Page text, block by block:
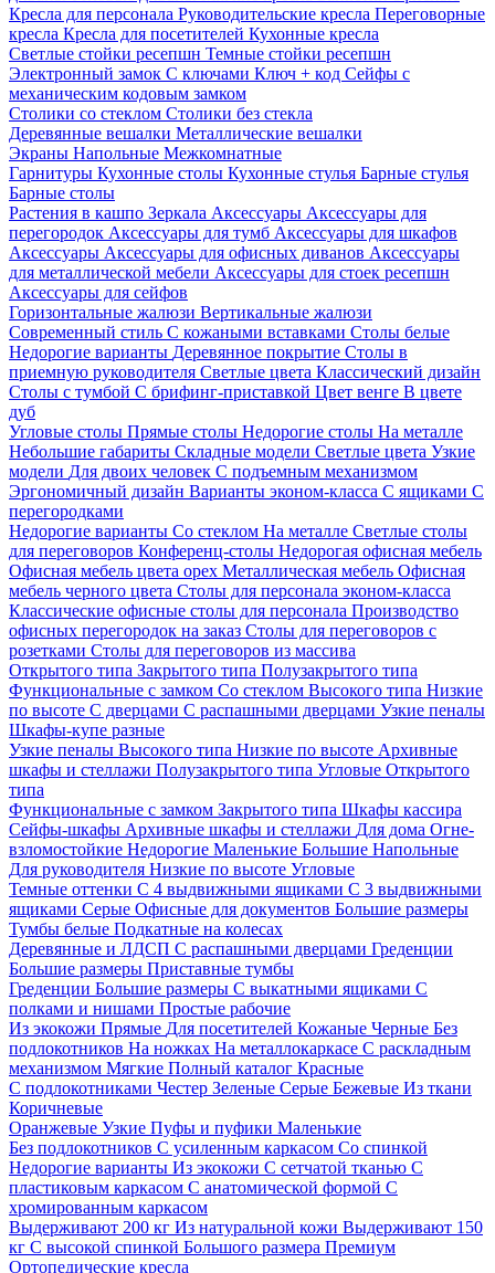
Кресла для персонала Руководительские кресла Переговорные
кресла Кресла для посетителей Кухонные кресла
Светлые стойки ресепшн Темные стойки ресепшн
Электронный замок С ключами Ключ + код Сейфы с
механическим кодовым замком
Столики со стеклом Столики без стекла
Деревянные вешалки Металлические вешалки
Экраны Напольные Межкомнатные
Гарнитуры Кухонные столы Кухонные стулья Барные стулья
Барные столы
Растения в кашпо Зеркала Аксессуары Аксессуары для
перегородок Аксессуары для тумб Аксессуары для шкафов
Аксессуары Аксессуары для офисных диванов Аксессуары
для металлической мебели Аксессуары для стоек ресепшн
Аксессуары для сейфов
Горизонтальные жалюзи Вертикальные жалюзи
Современный стиль С кожаными вставками Столы белые
Недорогие варианты Деревянное покрытие Столы в
приемную руководителя Светлые цвета Классический дизайн
Столы с тумбой С брифинг-приставкой Цвет венге В цвете
дуб
Угловые столы Прямые столы Недорогие столы На металле
Небольшие габариты Складные модели Светлые цвета Узкие
модели Для двоих человек С подъемным механизмом
Эргономичный дизайн Варианты эконом-класса С ящиками С
перегородками
Недорогие варианты Со стеклом На металле Светлые столы
для переговоров Конференц-столы Недорогая офисная мебель
Офисная мебель цвета орех Металлическая мебель Офисная
мебель черного цвета Столы для персонала эконом-класса
Классические офисные столы для персонала Производство
офисных перегородок на заказ Столы для переговоров с
розетками Столы для переговоров из массива
Открытого типа Закрытого типа Полузакрытого типа
Функциональные с замком Со стеклом Высокого типа Низкие
по высоте С дверцами С распашными дверцами Узкие пеналы
Шкафы-купе разные
Узкие пеналы Высокого типа Низкие по высоте Архивные
шкафы и стеллажи Полузакрытого типа Угловые Открытого
типа
Функциональные с замком Закрытого типа Шкафы кассира
Сейфы-шкафы Архивные шкафы и стеллажи Для дома Огне-
взломостойкие Недорогие Маленькие Большие Напольные
Для руководителя Низкие по высоте Угловые
Темные оттенки С 4 выдвижными ящиками С 3 выдвижными
ящиками Серые Офисные для документов Большие размеры
Тумбы белые Подкатные на колесах
Деревянные и ЛДСП С распашными дверцами Греденции
Большие размеры Приставные тумбы
Греденции Большие размеры С выкатными ящиками С
полками и нишами Простые рабочие
Из экокожи Прямые Для посетителей Кожаные Черные Без
подлокотников На ножках На металлокаркасе С раскладным
механизмом Мягкие Полный каталог Красные
С подлокотниками Честер Зеленые Серые Бежевые Из ткани
Коричневые
Оранжевые Узкие Пуфы и пуфики Маленькие
Без подлокотников С усиленным каркасом Со спинкой
Недорогие варианты Из экокожи С сетчатой тканью С
пластиковым каркасом С анатомической формой С
хромированным каркасом
Выдерживают 200 кг Из натуральной кожи Выдерживают 150
кг С высокой спинкой Большого размера Премиум
Ортопедические кресла